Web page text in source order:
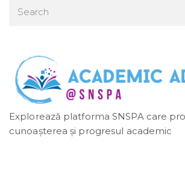
Explorează platforma SNSPA care
cunoașterea și progresul academic